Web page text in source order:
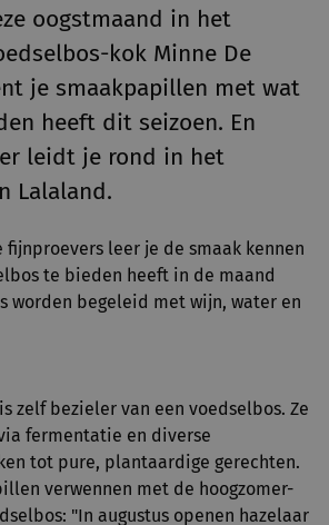
oogstmaand in het
kok Minne De
je smaakpapillen met wat
heeft dit seizoen. En
leidt je rond in het
Lalaland.
fijnproevers leer je de smaak kennen
te bieden heeft in de maand
worden begeleid met wijn, water en
zelf bezieler van een voedselbos. Ze
fermentatie en diverse
tot pure, plantaardige gerechten.
verwennen met de hoogzomer-
"In augustus openen hazelaar